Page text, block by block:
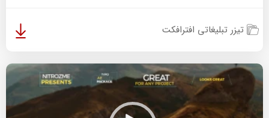
تیزر تبلیغاتی افترافکت